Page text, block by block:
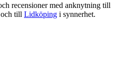
recensioner med anknytning till
till Lidköping i synnerhet.